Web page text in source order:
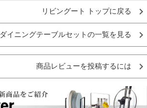
リビングート トップに戻る
ダイニングテーブルセットの一覧を見る
商品レビューを投稿するには